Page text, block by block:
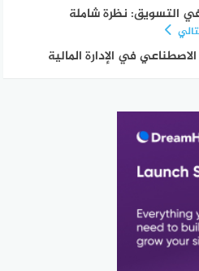
التسويق: نظرة شاملة
في الإدارة المالية